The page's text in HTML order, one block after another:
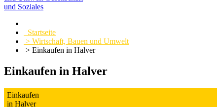
und Soziales
Startseite
> Wirtschaft, Bauen und Umwelt
> Einkaufen in Halver
Einkaufen in Halver
Einkaufen
in Halver